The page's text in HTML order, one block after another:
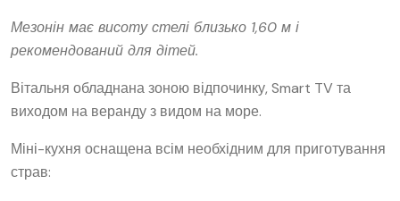
Мезонін має висоту стелі близько 1,60 м і
рекомендований для дітей.
Вітальня обладнана зоною відпочинку, Smart TV та
виходом на веранду з видом на море.
Міні-кухня оснащена всім необхідним для приготування
страв: